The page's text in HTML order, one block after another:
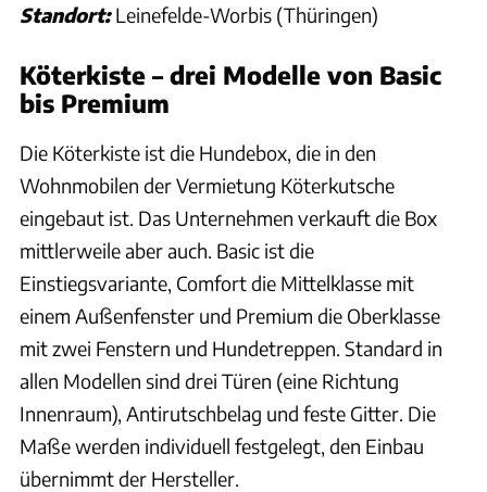
Standort: Leinefelde-Worbis (Thüringen)
Köterkiste – drei Modelle von Basic
bis Premium
Die Köterkiste ist die Hundebox, die in den
Wohnmobilen der Vermietung Köterkutsche
eingebaut ist. Das Unternehmen verkauft die Box
mittlerweile aber auch. Basic ist die
Einstiegsvariante, Comfort die Mittelklasse mit
einem Außenfenster und Premium die Oberklasse
mit zwei Fenstern und Hundetreppen. Standard in
allen Modellen sind drei Türen (eine Richtung
Innenraum), Antirutschbelag und feste Gitter. Die
Maße werden individuell festgelegt, den Einbau
übernimmt der Hersteller.